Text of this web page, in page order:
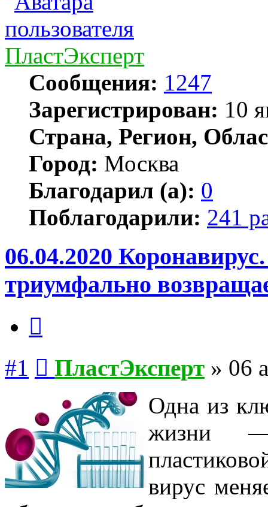
ПластЭксперт
Сообщения: 1247
Зарегистрирован: 10
Страна, Регион,
Город: Москва
Благодарил (а): 0
Поблагодарили: 241
06.04.2020
триумфально
#1 ПластЭксперт » 06
Одна из
жизни —
вирус